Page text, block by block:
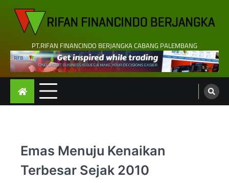
content
PT.RIFAN FINANCINDO BERJANGKA CABANG PALEMBANG
Emas Menuju Kenaikan
Terbesar Sejak 2010